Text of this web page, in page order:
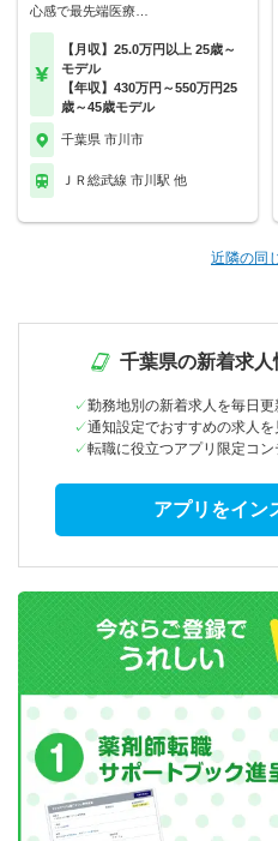
心感で最先端医療…
【月収】25.0万円以上 25歳～
モデル
【年収】430万円～550万円25
歳～45歳モデル
千葉県 市川市
ＪＲ総武線 市川駅 他
近隣の同
千葉県の新着求
勤務地別の新着求人を毎日更
通知設定でおすすめの求人
転職に役立つアプリ限定コ
アプリをイン